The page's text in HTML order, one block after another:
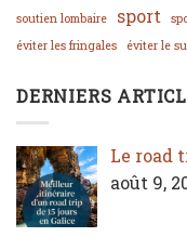
soutien lombaire
sport
éviter les fringales
éviter le
DERNIERS
Le road
août 9,